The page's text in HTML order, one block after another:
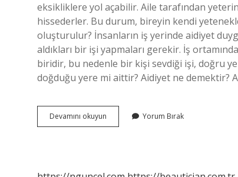
eksikliklere yol açabilir. Aile tarafından
hissederler. Bu durum, bireyin kendi
oluşturulur? İnsanların iş yerinde aidiyet
aldıkları bir işi yapmaları gerekir. İş
biridir, bu nedenle bir kişi sevdiği işi, doğru
doğduğu yere mi aittir? Aidiyet ne demektir?
Devamını okuyun
Değerlerin
Yorum Bırak